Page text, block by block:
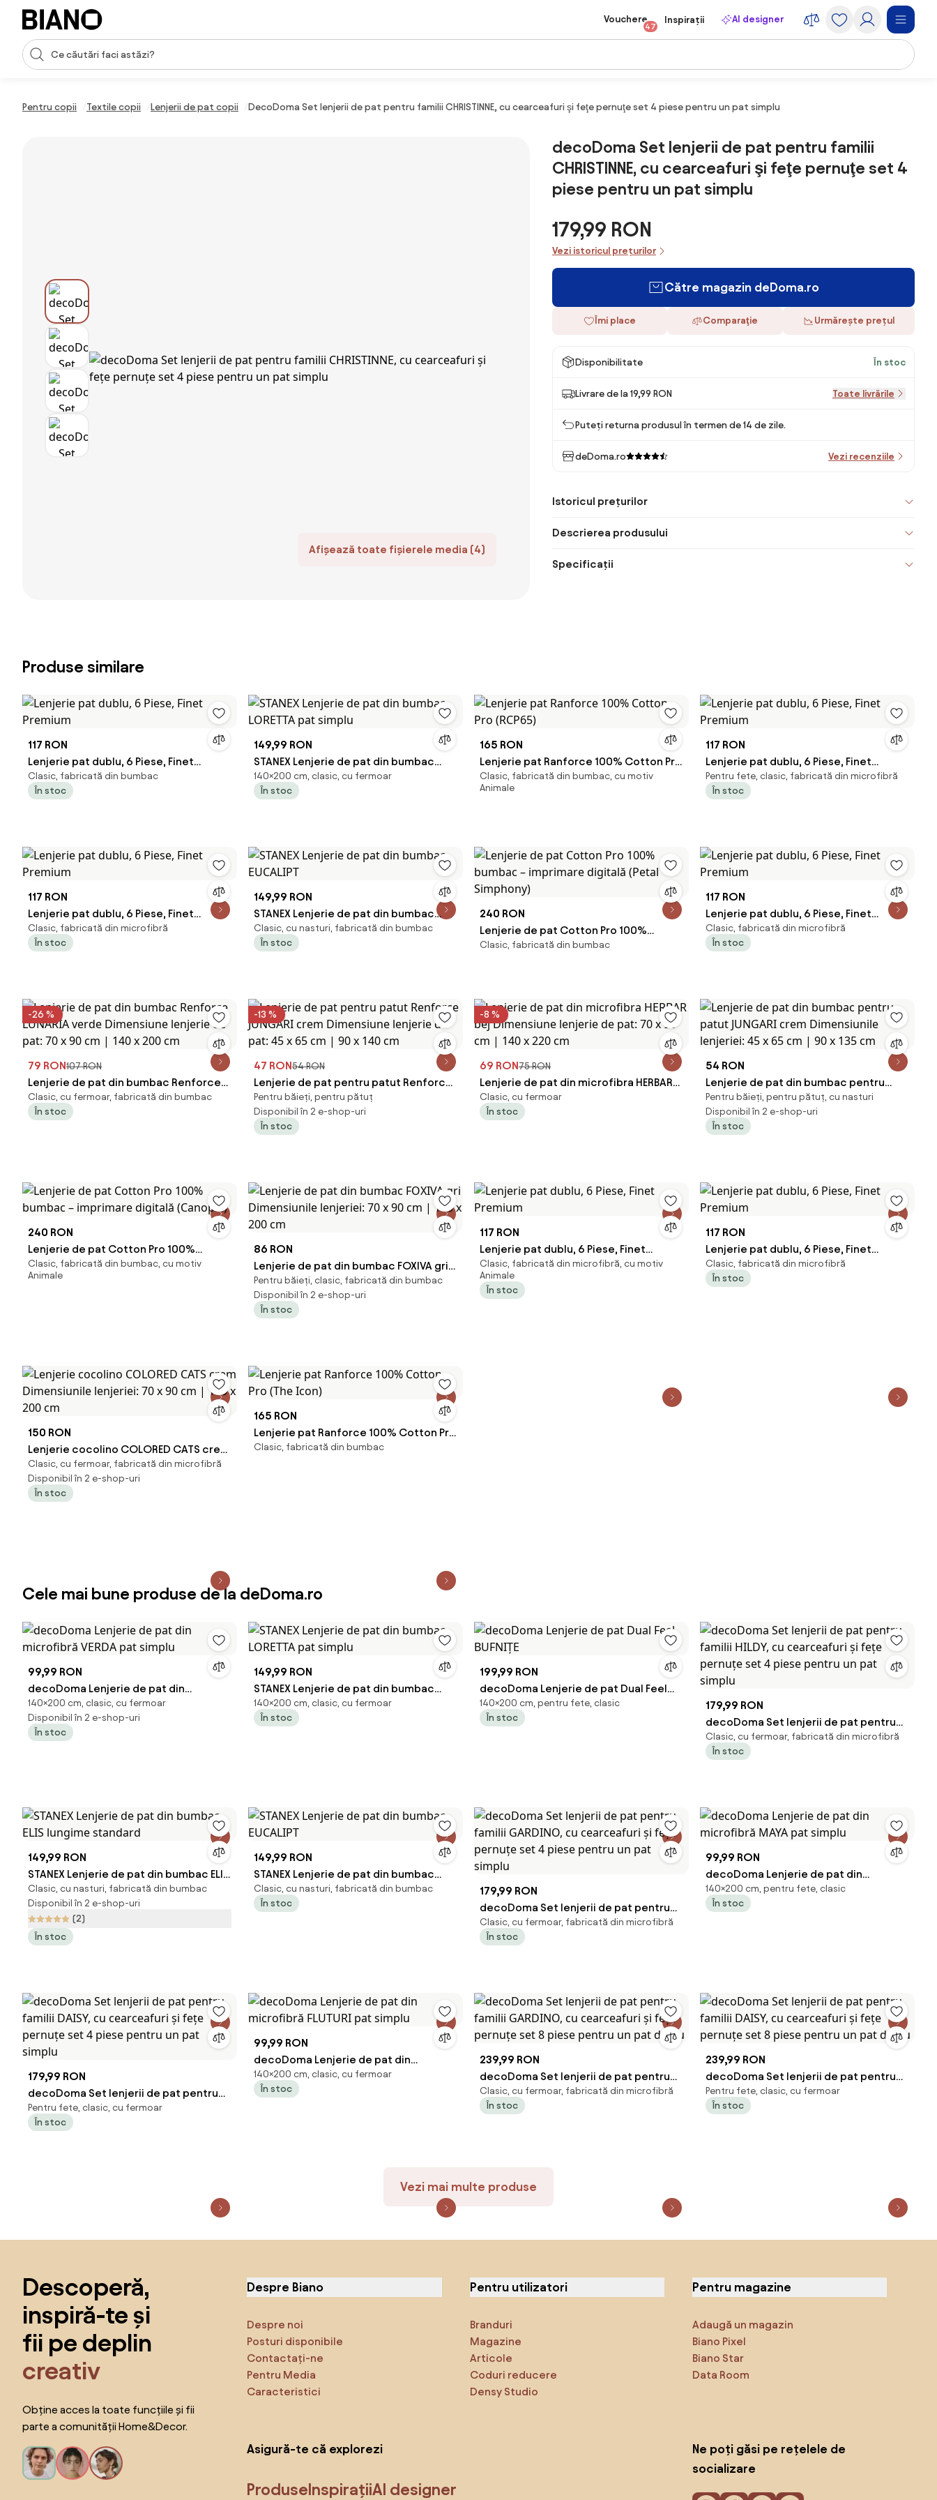
Sari peste navigare, accesează conținutul
Introducerea căutării
Vouchere
47
Inspirații AI designer
Pentru copii Textile copii Lenjerii de pat copii DecoDoma Set lenjerii de pat pentru familii CHRISTINNE, cu cearceafuri şi feţe pernuţe set 4 piese pentru un pat simplu
Afișează toate fișierele media (4)
decoDoma Set lenjerii de pat pentru familii
CHRISTINNE, cu cearceafuri şi feţe pernuţe set 4
piese pentru un pat simplu
179,99 RON
Vezi istoricul prețurilor
Către magazin deDoma.ro
Îmi place Comparaţie Urmărește prețul
Disponibilitate În stoc
Livrare de la 19,99 RON Toate livrările
Puteți returna produsul în termen de 14 de zile.
deDoma.ro Vezi recenziile
Istoricul prețurilor
Descrierea produsului
Specificații
Produse similare
117 RON
Lenjerie pat dublu, 6 Piese, Finet
Premium
Clasic, fabricată din bumbac
În stoc
149,99 RON
STANEX Lenjerie de pat din bumbac
LORETTA pat simplu
140×200 cm, clasic, cu fermoar
În stoc
165 RON
Lenjerie pat Ranforce 100% Cotton Pro
(RCP65)
Clasic, fabricată din bumbac, cu motiv
Animale
117 RON
Lenjerie pat dublu, 6 Piese, Finet
Premium
Pentru fete, clasic, fabricată din microfibră
În stoc
117 RON
Lenjerie pat dublu, 6 Piese, Finet
Premium
Clasic, fabricată din microfibră
În stoc
149,99 RON
STANEX Lenjerie de pat din bumbac
EUCALIPT
Clasic, cu nasturi, fabricată din bumbac
În stoc
240 RON
Lenjerie de pat Cotton Pro 100%
bumbac – imprimare digitală (Petal
Clasic, fabricată din bumbac
117 RON
Lenjerie pat dublu, 6 Piese, Finet
Premium
Clasic, fabricată din microfibră
În stoc
-26 %
79 RON107 RON
Lenjerie de pat din bumbac Renforce
LUNARIA verde Dimensiune lenjerie de
pat: 70 x 90 cm | 140 x 200 cm
Clasic, cu fermoar, fabricată din bumbac
În stoc
-13 %
47 RON54 RON
Lenjerie de pat pentru patut Renforce
JUNGARI crem Dimensiune lenjerie de
pat: 45 x 65 cm | 90 x 140 cm
Pentru băieți, pentru pătuț
Disponibil în 2 e-shop-uri
În stoc
-8 %
69 RON75 RON
Lenjerie de pat din microfibra HERBAR
bej Dimensiune lenjerie de pat: 70 x 90
cm | 140 x 220 cm
Clasic, cu fermoar
În stoc
54 RON
Lenjerie de pat din bumbac pentru
patut JUNGARI crem Dimensiunile
lenjeriei: 45 x 65 cm | 90 x 135 cm
Pentru băieți, pentru pătuț, cu nasturi
Disponibil în 2 e-shop-uri
În stoc
240 RON
Lenjerie de pat Cotton Pro 100%
bumbac – imprimare digitală
(Canopia)
Clasic, fabricată din bumbac, cu motiv
Animale
86 RON
Lenjerie de pat din bumbac FOXIVA gri
Dimensiunile lenjeriei: 70 x 90 cm | 140
x 200 cm
Pentru băieți, clasic, fabricată din bumbac
Disponibil în 2 e-shop-uri
În stoc
117 RON
Lenjerie pat dublu, 6 Piese, Finet
Premium
Clasic, fabricată din microfibră, cu motiv
Animale
În stoc
117 RON
Lenjerie pat dublu, 6 Piese, Finet
Premium
Clasic, fabricată din microfibră
În stoc
150 RON
Lenjerie cocolino COLORED CATS crem
Dimensiunile lenjeriei: 70 x 90 cm | 140
x 200 cm
Clasic, cu fermoar, fabricată din microfibră
Disponibil în 2 e-shop-uri
În stoc
165 RON
Lenjerie pat Ranforce 100% Cotton Pro
(The Icon)
Clasic, fabricată din bumbac
Cele mai bune produse de la deDoma.ro
99,99 RON
decoDoma Lenjerie de pat din
microfibră VERDA pat simplu
140×200 cm, clasic, cu fermoar
Disponibil în 2 e-shop-uri
În stoc
149,99 RON
STANEX Lenjerie de pat din bumbac
LORETTA pat simplu
140×200 cm, clasic, cu fermoar
În stoc
199,99 RON
decoDoma Lenjerie de pat Dual Feel
BUFNIŢE
140×200 cm, pentru fete, clasic
În stoc
179,99 RON
decoDoma Set lenjerii de pat pentru
familii HILDY, cu cearceafuri şi feţe
pernuţe set 4 piese pentru un pat
Clasic, cu fermoar, fabricată din microfibră
În stoc
149,99 RON
STANEX Lenjerie de pat din bumbac ELIS
lungime standard
Clasic, cu nasturi, fabricată din bumbac
Disponibil în 2 e-shop-uri
(2)
În stoc
149,99 RON
STANEX Lenjerie de pat din bumbac
EUCALIPT
Clasic, cu nasturi, fabricată din bumbac
În stoc
179,99 RON
decoDoma Set lenjerii de pat pentru
familii GARDINO, cu cearceafuri şi feţe
pernuţe set 4 piese pentru un pat
Clasic, cu fermoar, fabricată din microfibră
În stoc
99,99 RON
decoDoma Lenjerie de pat din
microfibră MAYA pat simplu
140×200 cm, pentru fete, clasic
În stoc
179,99 RON
decoDoma Set lenjerii de pat pentru
familii DAISY, cu cearceafuri şi feţe
pernuţe set 4 piese pentru un pat
Pentru fete, clasic, cu fermoar
În stoc
99,99 RON
decoDoma Lenjerie de pat din
microfibră FLUTURI pat simplu
140×200 cm, clasic, cu fermoar
În stoc
239,99 RON
decoDoma Set lenjerii de pat pentru
familii GARDINO, cu cearceafuri şi feţe
pernuţe set 8 piese pentru un pat dublu
Clasic, cu fermoar, fabricată din microfibră
În stoc
239,99 RON
decoDoma Set lenjerii de pat pentru
familii DAISY, cu cearceafuri şi feţe
pernuţe set 8 piese pentru un pat dublu
Pentru fete, clasic, cu fermoar
În stoc
Vezi mai multe produse
Descoperă,
inspiră-te și
fii pe deplin
creativ
Obține acces la toate funcțiile și fii
parte a comunității Home&Decor.
Despre Biano
Despre noi
Posturi disponibile
Contactați-ne
Pentru Media
Caracteristici
Pentru utilizatori
Branduri
Magazine
Articole
Coduri reducere
Densy Studio
Pentru magazine
Adaugă un magazin
Biano Pixel
Biano Star
Data Room
Asigură-te că explorezi
ProduseInspirațiiAI designer
Ne poți găsi pe rețelele de
socializare